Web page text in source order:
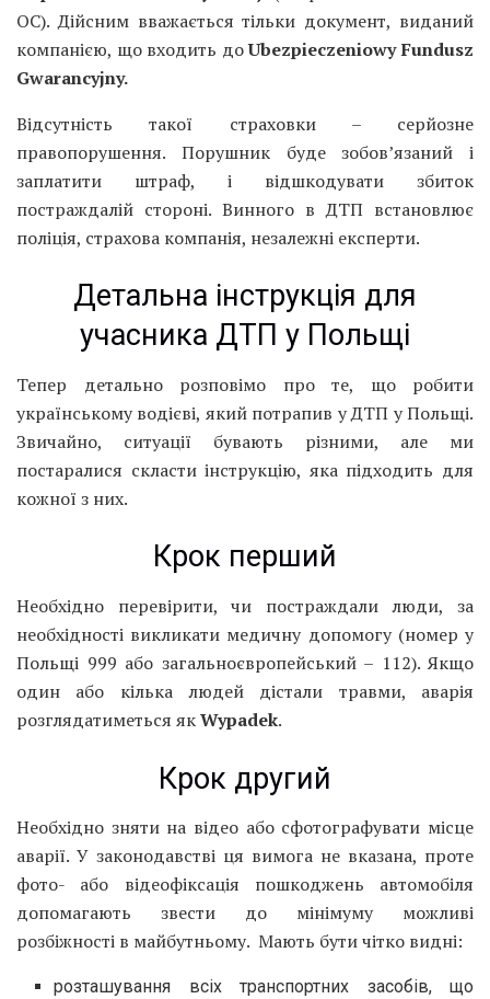
OC). Дійсним вважається тільки документ, виданий
компанією, що входить доUbezpieczeniowy Fundusz
Gwarancyjny.
Відсутність такої страховки – серйозне
правопорушення. Порушник буде зобов’язаний і
заплатити штраф, і відшкодувати збиток
постраждалій стороні. Винного в ДТП встановлює
поліція, страхова компанія, незалежні експерти.
Детальна інструкція для
учасника ДТП у Польщі
Тепер детально розповімо про те, що робити
українському водієві, який потрапив у ДТП у Польщі.
Звичайно, ситуації бувають різними, але ми
постаралися скласти інструкцію, яка підходить для
кожної з них.
Крок перший
Необхідно перевірити, чи постраждали люди, за
необхідності викликати медичну допомогу (номер у
Польщі 999 або загальноєвропейський – 112). Якщо
один або кілька людей дістали травми, аварія
розглядатиметься якWypadek.
Крок другий
Необхідно зняти на відео або сфотографувати місце
аварії. У законодавстві ця вимога не вказана, проте
фото- або відеофіксація пошкоджень автомобіля
допомагають звести до мінімуму можливі
розбіжності в майбутньому. Мають бути чітко видні:
розташування всіх транспортних засобів, що